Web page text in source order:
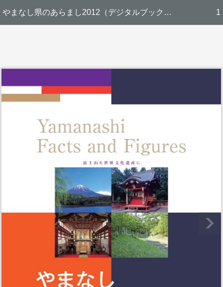
やまなし県のあらまし2012（デジタルブック版） 1